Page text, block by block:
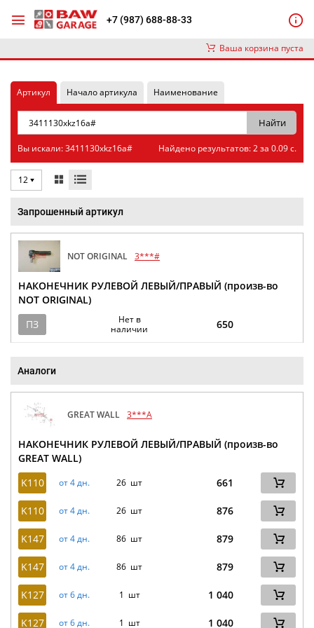
+7 (987) 688-88-33
Ваша корзина пуста
Артикул Начало артикула Наименование
Вы искали: 3411130xkz16a# Найдено результатов: 2 за 0.09 с.
12
Запрошенный артикул
NOT ORIGINAL 3***#
НАКОНЕЧНИК РУЛЕВОЙ ЛЕВЫЙ/ПРАВЫЙ (произв-во
NOT ORIGINAL)
ПЗ
Нет в
наличии
650
Аналоги
GREAT WALL 3***A
НАКОНЕЧНИК РУЛЕВОЙ ЛЕВЫЙ/ПРАВЫЙ (произв-во
GREAT WALL)
K110
от 4 дн. 26 шт 661
K110 от 4 дн. 26 шт 876
K147 от 4 дн. 86 шт 879
K147 от 4 дн. 86 шт 879
K127 от 6 дн. 1 шт 1 040
K127 от 6 дн. 1 шт 1 040